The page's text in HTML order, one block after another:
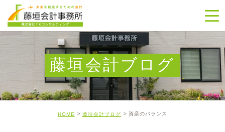
藤垣会計ブログ
HOME 藤垣会計ブログ 資産のバランス